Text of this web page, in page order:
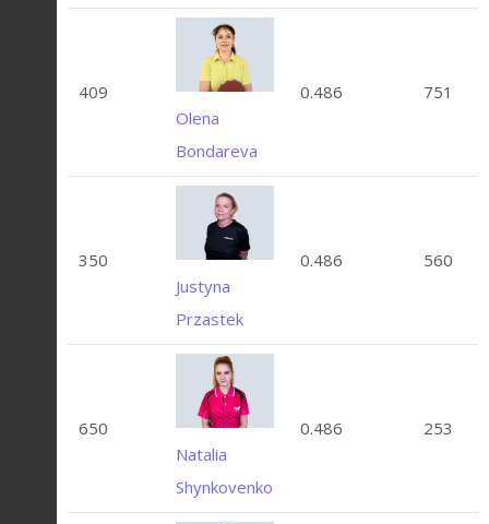
409
Olena
Bondareva
0.486 751
350
Justyna
Przastek
0.486 560
650
Natalia
Shynkovenko
0.486 253